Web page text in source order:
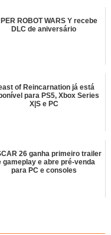
ROBOT WARS Y recebe
DLC de aniversário
of Reincarnation já está
para PS5, Xbox Series
X|S e PC
26 ganha primeiro trailer
gameplay e abre pré-venda
para PC e consoles